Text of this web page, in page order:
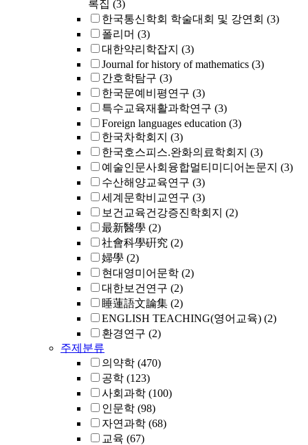
록집 (3)
한국통신학회 학술대회 및 강연회 (3)
폴리머 (3)
대한약리학잡지 (3)
Journal for history of mathematics (3)
간호학탐구 (3)
한국문예비평연구 (3)
특수교육재활과학연구 (3)
Foreign languages education (3)
한국차학회지 (3)
한국호스피스.완화의료학회지 (3)
예술인문사회융합멀티미디어논문지 (3)
수산해양교육연구 (3)
세계문학비교연구 (3)
보건교육건강증진학회지 (2)
最新醫學 (2)
社會科學硏究 (2)
婦學 (2)
현대영미어문학 (2)
대한보건연구 (2)
睡蓮語文論集 (2)
ENGLISH TEACHING(영어교육) (2)
환경연구 (2)
주제분류
의약학 (470)
공학 (123)
사회과학 (100)
인문학 (98)
자연과학 (68)
교육 (67)